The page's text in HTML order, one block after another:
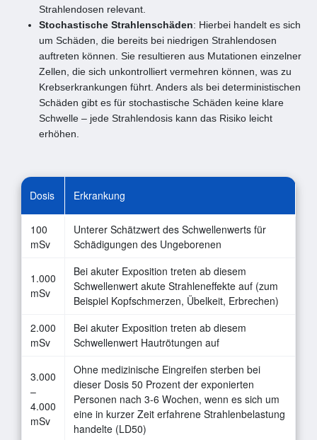
Strahlendosen relevant.
Stochastische Strahlenschäden: Hierbei handelt es sich
um Schäden, die bereits bei niedrigen Strahlendosen
auftreten können. Sie resultieren aus Mutationen einzelner
Zellen, die sich unkontrolliert vermehren können, was zu
Krebserkrankungen führt. Anders als bei deterministischen
Schäden gibt es für stochastische Schäden keine klare
Schwelle – jede Strahlendosis kann das Risiko leicht
erhöhen.
Dosis Erkrankung
100
mSv
Unterer Schätzwert des Schwellenwerts für
Schädigungen des Ungeborenen
1.000
mSv
Bei akuter Exposition treten ab diesem
Schwellenwert akute Strahleneffekte auf (zum
Beispiel Kopfschmerzen, Übelkeit, Erbrechen)
2.000
mSv
Bei akuter Exposition treten ab diesem
Schwellenwert Hautrötungen auf
3.000
–
4.000
mSv
Ohne medizinische Eingreifen sterben bei
dieser Dosis 50 Prozent der exponierten
Personen nach 3-6 Wochen, wenn es sich um
eine in kurzer Zeit erfahrene Strahlenbelastung
handelte (LD50)